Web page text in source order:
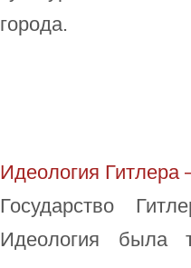
города.
Идеология Гитлера
Государство
Идеология была